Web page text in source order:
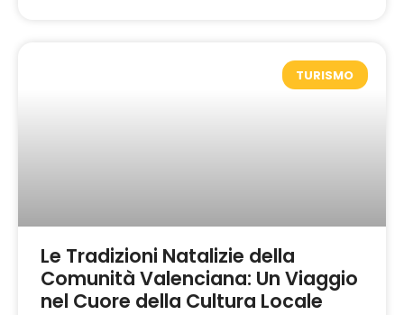
TURISMO
Le Tradizioni Natalizie della
Comunità Valenciana: Un Viaggio
nel Cuore della Cultura Locale